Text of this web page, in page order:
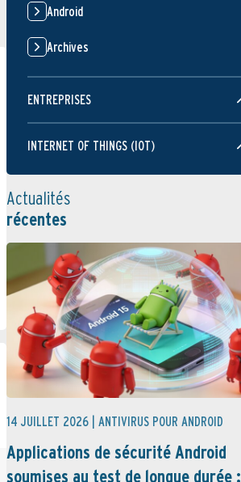
Android
Archives
ENTREPRISES
INTERNET OF THINGS (IOT)
Actualités
récentes
14 JUILLET 2026 | ANTIVIRUS POUR ANDROID
Applications de sécurité Android
soumises au test de longue durée :